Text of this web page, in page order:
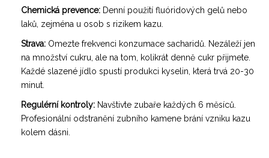
Chemická prevence: Denní použití fluóridových gelů nebo
laků, zejména u osob s rizikem kazu.
Strava: Omezte frekvenci konzumace sacharidů. Nezáleží jen
na množství cukru, ale na tom, kolikrát denně cukr přijmete.
Každé slazené jídlo spustí produkci kyselin, která trvá 20-30
minut.
Regulérní kontroly: Navštivte zubaře každých 6 měsíců.
Profesionální odstranění zubního kamene brání vzniku kazu
kolem dásni.